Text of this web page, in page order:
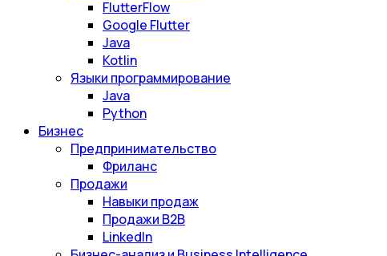
FlutterFlow
Google Flutter
Java
Kotlin
Языки программирование
Java
Python
Бизнес
Предпринимательство
Фриланс
Продажи
Навыки продаж
Продажи B2B
LinkedIn